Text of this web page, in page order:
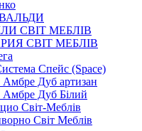
СВІТ МЕБЛІВ
СВІТ МЕБЛІВ
Спейс (Space)
Амбре Дуб артизан
Амбре Дуб Білий
Світ-Меблів
Світ Меблів